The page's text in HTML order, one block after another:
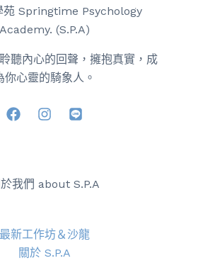
苑 Springtime Psychology
Academy. (S.P.A)
聽內心的回聲，擁抱真實，成
你心靈的騎象人。
我們 about S.P.A
最新工作坊＆沙龍
關於 S.P.A